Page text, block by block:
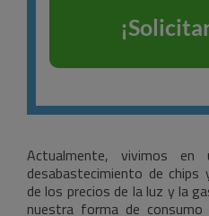
Actualmente, vivimos
desabastecimiento de
de los precios de la luz y la
nuestra forma de